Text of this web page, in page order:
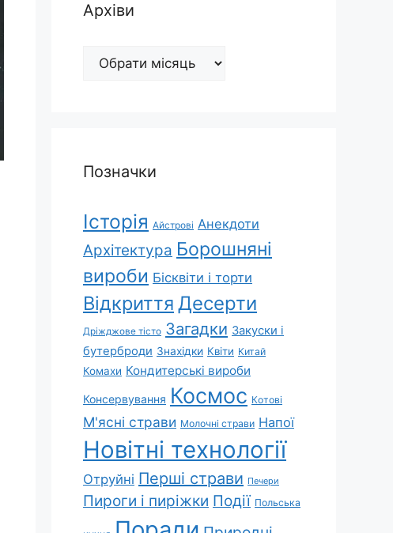
Архіви
Архіви
Позначки
Історія Айстрові Анекдоти
Архітектура Борошняні
вироби Бісквіти і торти
Відкриття Десерти
Дріжджове тісто Загадки Закуски і
бутерброди Знахідки Квіти Китай
Комахи Кондитерські вироби
Консервування Космос Котові
М'ясні страви Молочні страви Напої
Новітні технології
Отруйні Перші страви Печери
Пироги і пиріжки Події Польська